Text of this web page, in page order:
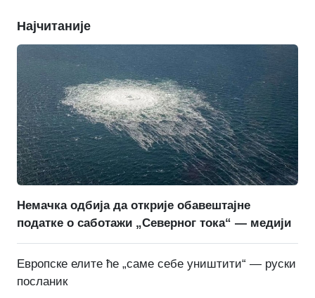
Најчитаније
Немачка одбија да открије обавештајне
податке о саботажи „Северног тока“ — медији
Европске елите ће „саме себе уништити“ — руски
посланик